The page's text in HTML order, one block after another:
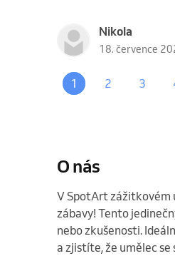
Nikola
18. července
1 2 3
O nás
V SpotArt zážitkovém
zábavy! Tento
nebo zkušenosti.
a zjistíte, že umělec